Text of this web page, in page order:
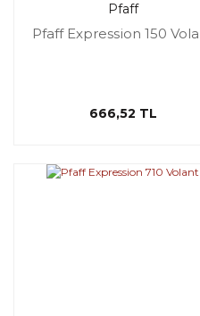
Pfaff
Pfaff Expression 150
666,52 TL